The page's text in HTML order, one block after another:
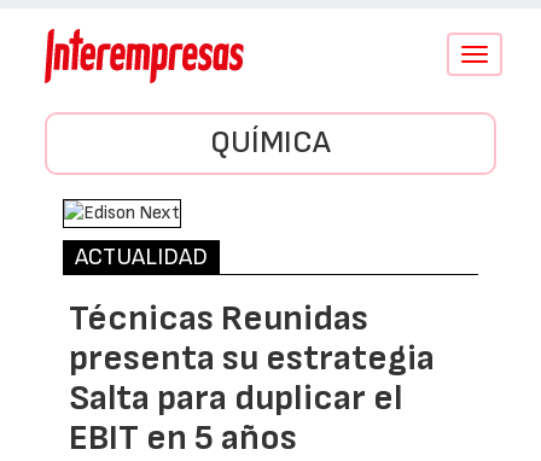
Conmutar
QUÍMICA
ACTUALIDAD
Técnicas Reunidas
presenta su estrategia
Salta para duplicar el
EBIT en 5 años